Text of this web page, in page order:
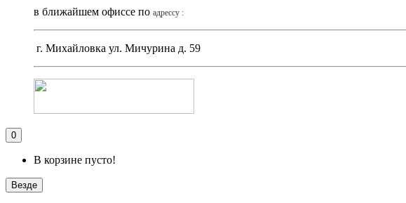
в ближайшем офиссе по адрессу :
г. Михайловка ул. Мичурина д. 59
0
В корзине пусто!
Везде